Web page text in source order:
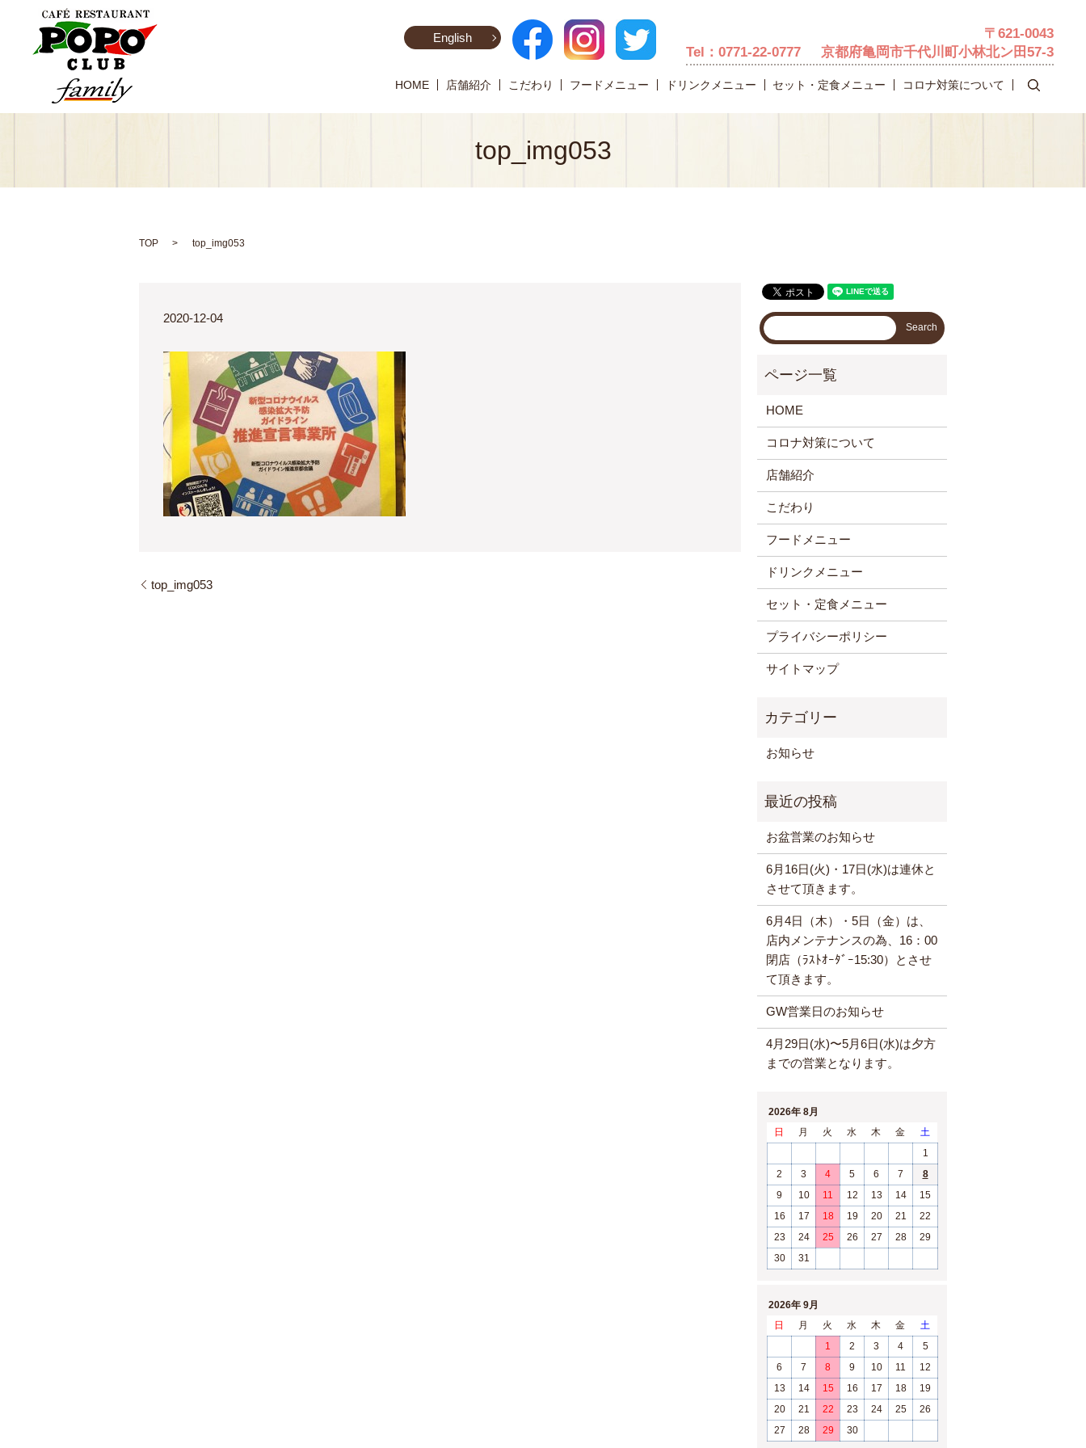
Tel： 0771-22-0777
〒621-0043
京都府亀岡市千代川町小林北ン田57-3
English
HOME 店舗紹介 こだわり フードメニュー ドリンクメニュー セット・定食メニュー コロナ対策について
top_img053
TOP top_img053
2020-12-04
top_img053
HOME
コロナ対策について
店舗紹介
こだわり
フードメニュー
ドリンクメニュー
セット・定食メニュー
プライバシーポリシー
サイトマップ
お知らせ
お盆営業のお知らせ
6月16日(火)・17日(水)は連休と
させて頂きます。
6月4日（木）・5日（金）は、
店内メンテナンスの為、16：00
閉店（ﾗｽﾄｵｰﾀﾞｰ15:30）とさせ
て頂きます。
GW営業日のお知らせ
4月29日(水)〜5月6日(水)は夕方
までの営業となります。
2026年 8月
日
月 火 水 木 金
土
1
2
3 4 5 6 7
8
9
10 11 12 13 14
15
16
17 18 19 20 21
22
23
24 25 26 27 28
29
30
31
2026年 9月
日
月 火 水 木 金
土
1
2 3 4
5
6
7 8 9 10 11
12
13
14 15 16 17 18
19
20
21 22 23 24 25
26
27
28 29 30